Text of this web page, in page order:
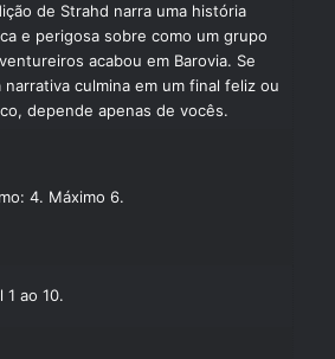
de Strahd narra uma história
e perigosa sobre como um grupo
acabou em Barovia. Se
narrativa culmina em um final feliz ou
depende apenas de vocês.
4. Máximo 6.
1 ao 10.